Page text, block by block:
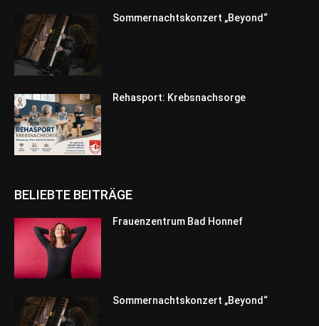
Sommernachtskonzert „Beyond“
Rehasport: Krebsnachsorge
BELIEBTE BEITRÄGE
Frauenzentrum Bad Honnef
Sommernachtskonzert „Beyond“